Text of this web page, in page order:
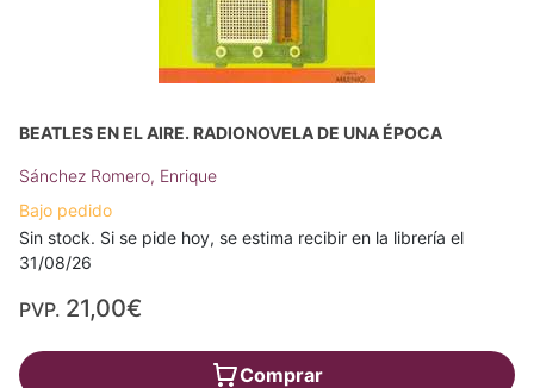
BEATLES EN EL AIRE. RADIONOVELA DE UNA ÉPOCA
Sánchez Romero, Enrique
Bajo pedido
Sin stock. Si se pide hoy, se estima recibir en la librería el
31/08/26
PVP. 21,00€
Comprar